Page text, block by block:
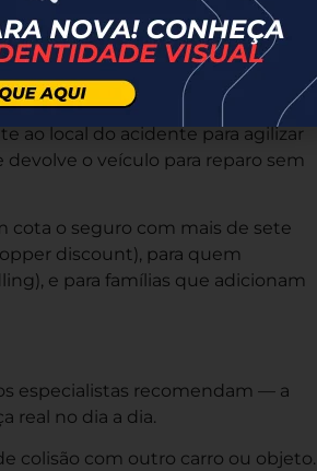
bastante para quem está
de finanças pessoais mais
são seus serviços exclusivos
ao local do acidente para agilizar
devolve o veículo para reparo sem
cota o seguro com mais de sete
discount), para quem
e para famílias que adicionam
especialistas recomendam — a
real no dia a dia.
colisão com outro carro ou objeto.